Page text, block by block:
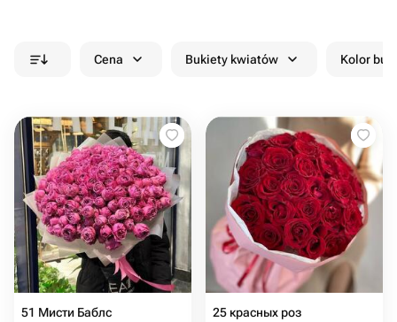
Cena Bukiety kwiatów Kolor
51 Мисти Баблс
25 красных роз